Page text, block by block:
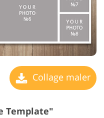
Collage maler
Template"